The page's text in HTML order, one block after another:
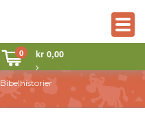
0 kr 0,00
Bibelhistorier